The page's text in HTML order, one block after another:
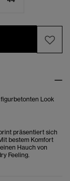
Look
präsentiert sich
bestem Komfort
Hauch von
Feeling.